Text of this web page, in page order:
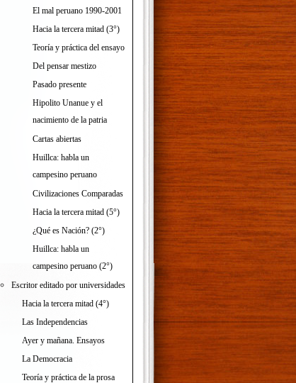
El mal peruano 1990-2001
Hacia la tercera mitad (3°)
Teoría y práctica del ensayo
Del pensar mestizo
Pasado presente
Hipolito Unanue y el
nacimiento de la patria
Cartas abiertas
Huillca: habla un
campesino peruano
Civilizaciones Comparadas
Hacia la tercera mitad (5°)
¿Qué es Nación? (2°)
Huillca: habla un
campesino peruano (2°)
Escritor editado por universidades
Hacia la tercera mitad (4°)
Las Independencias
Ayer y mañana. Ensayos
La Democracia
Teoría y práctica de la prosa